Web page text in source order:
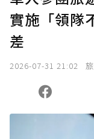
實施「領隊
差
2026-07-31 21:02